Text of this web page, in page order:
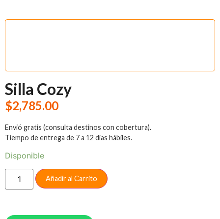
Silla Cozy
$2,785.00
Envió gratis (consulta destinos con cobertura).
Tiempo de entrega de 7 a 12 días hábiles.
Disponible
Añadir al Carrito